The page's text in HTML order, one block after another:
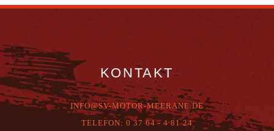
KONTAKT
INFO@SV-MOTOR-MEERANE.DE
TELEFON: 0 37 64 - 4 81 24